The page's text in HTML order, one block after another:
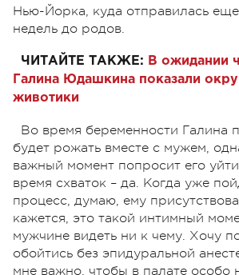
Нью-Йорка, куда отправилась
недель до родов.
ЧИТАЙТЕ ТАКЖЕ: В ожидании
Галина Юдашкина показали
животики
Во время беременности Галина
будет рожать вместе с мужем,
важный момент попросит его
время схваток – да. Когда уже
процесс, думаю, ему
кажется, это такой интимный
мужчине видеть ни к чему. Хочу
обойтись без эпидуральной
мне важно, чтобы в палате особо